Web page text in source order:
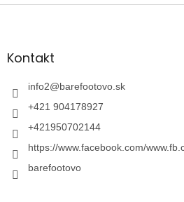
Z
äKontakt
info2@barefootovo.sk
+421 904178927
+421950702144
https://www.facebook.com/
barefootovo